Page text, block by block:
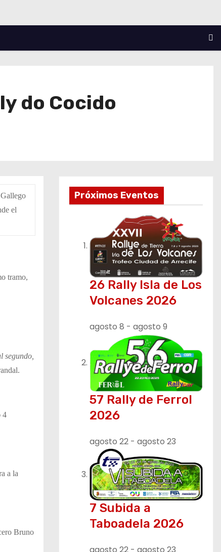
do Cocido
el
tramo,
segundo,
4
a la
Bruno
Próximos Eventos
26 Rally Isla de Los
Volcanes 2026
agosto 8 - agosto 9
57 Rally de Ferrol
2026
agosto 22 - agosto 23
7 Subida a
Taboadela 2026